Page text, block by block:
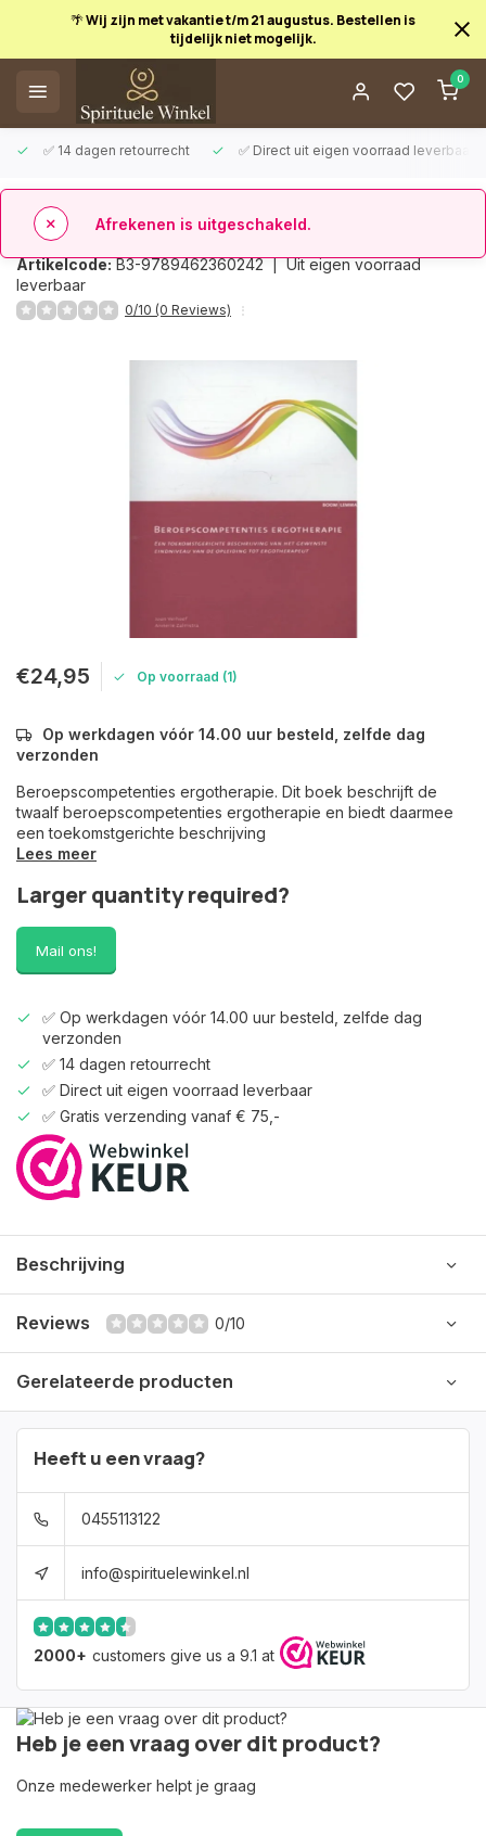
🌴 Wij zijn met vakantie t/m 21 augustus. Bestellen is
tijdelijk niet mogelijk.
0
✅ 14 dagen retourrecht ✅ Direct uit eigen voorraad leverbaar
Afrekenen is uitgeschakeld.
Beroepscompetenties ergotherapie
Artikelcode:B3-9789462360242 |Uit eigen voorraad
leverbaar
0/10 (0 Reviews)
€24,95 Op voorraad (1)
Op werkdagen vóór 14.00 uur besteld, zelfde dag
verzonden
Beroepscompetenties ergotherapie. Dit boek beschrijft de
twaalf beroepscompetenties ergotherapie en biedt daarmee
een toekomstgerichte beschrijving
Lees meer
Larger quantity required?
Mail ons!
✅ Op werkdagen vóór 14.00 uur besteld, zelfde dag
verzonden
✅ 14 dagen retourrecht
✅ Direct uit eigen voorraad leverbaar
✅ Gratis verzending vanaf € 75,-
Beschrijving
Reviews 0/10
Gerelateerde producten
Heeft u een vraag?
0455113122
info@spirituelewinkel.nl
2000+ customers give us a 9.1 at
Heb je een vraag over dit product?
Onze medewerker helpt je graag